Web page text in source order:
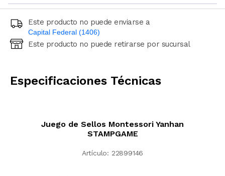
Este producto no puede enviarse a
Capital Federal (1406)
Ingresá código postal (sólo números)
Este producto no puede retirarse por sucursal
Especificaciones Técnicas
Juego de Sellos Montessori Yanhan
STAMPGAME
Artículo: 22899146